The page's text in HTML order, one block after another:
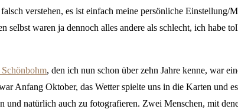
verstehen, es ist einfach meine persönliche Einstellung/
waren ja dennoch alles andere als schlecht, ich habe
, den ich nun schon über zehn Jahre kenne, war
Anfang Oktober, das Wetter spielte uns in die Karten und
und natürlich auch zu fotografieren. Zwei Menschen, mit